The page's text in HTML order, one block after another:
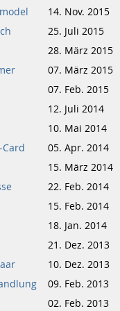
14. Nov. 2015
25. Juli 2015
28. März 2015
07. März 2015
07. Feb. 2015
12. Juli 2014
10. Mai 2014
05. Apr. 2014
15. März 2014
22. Feb. 2014
15. Feb. 2014
18. Jan. 2014
21. Dez. 2013
10. Dez. 2013
09. Feb. 2013
02. Feb. 2013